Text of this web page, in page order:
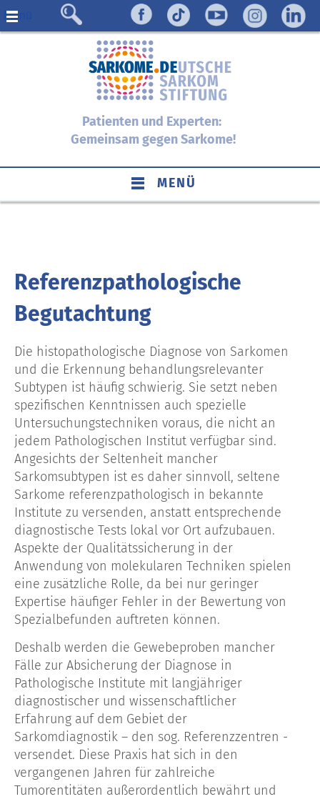
Menü
Patienten und Experten:
Gemeinsam gegen Sarkome!
MENÜ
Referenzpathologische
Begutachtung
Die histopathologische Diagnose von Sarkomen
und die Erkennung behandlungsrelevanter
Subtypen ist häufig schwierig. Sie setzt neben
spezifischen Kenntnissen auch spezielle
Untersuchungstechniken voraus, die nicht an
jedem Pathologischen Institut verfügbar sind.
Angesichts der Seltenheit mancher
Sarkomsubtypen ist es daher sinnvoll, seltene
Sarkome referenzpathologisch in bekannte
Institute zu versenden, anstatt entsprechende
diagnostische Tests lokal vor Ort aufzubauen.
Aspekte der Qualitätssicherung in der
Anwendung von molekularen Techniken spielen
eine zusätzliche Rolle, da bei nur geringer
Expertise häufiger Fehler in der Bewertung von
Spezialbefunden auftreten können.
Deshalb werden die Gewebeproben mancher
Fälle zur Absicherung der Diagnose in
Pathologische Institute mit langjähriger
diagnostischer und wissenschaftlicher
Erfahrung auf dem Gebiet der
Sarkomdiagnostik – den sog. Referenzzentren -
versendet. Diese Praxis hat sich in den
vergangenen Jahren für zahlreiche
Tumorentitäten außerordentlich bewährt und